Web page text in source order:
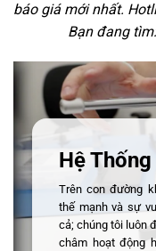
báo giá mới nhất.
Bạn đang
Hệ
Trên con đường
thế mạnh và sự
cả; chúng tôi luôn
châm hoạt động